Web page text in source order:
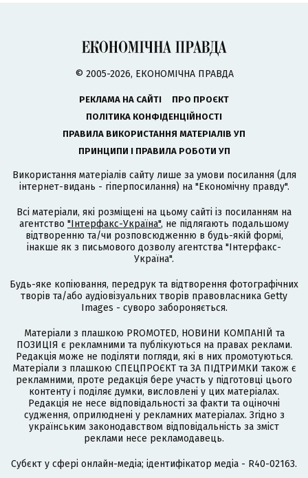
© 2005-2026, ЕКОНОМІЧНА ПРАВДА
РЕКЛАМА НА САЙТІ
ПРО ПРОЄКТ
ПОЛІТИКА КОНФІДЕНЦІЙНОСТІ
ПРАВИЛА ВИКОРИСТАННЯ МАТЕРІАЛІВ УП
ПРИНЦИПИ І ПРАВИЛА РОБОТИ УП
Використання матеріалів сайту лише за умови посилання (для
інтернет-видань - гіперпосилання) на "Економічну правду".
Всі матеріали, які розміщені на цьому сайті із посиланням на
агентство "Інтерфакс-Україна", не підлягають подальшому
відтворенню та/чи розповсюдженню в будь-якій формі,
інакше як з письмового дозволу агентства "Інтерфакс-
Україна".
Будь-яке копіювання, передрук та відтворення фотографічних
творів та/або аудіовізуальних творів правовласника Getty
Images - суворо забороняється.
Матеріали з плашкою PROMOTED, НОВИНИ КОМПАНІЙ та
ПОЗИЦІЯ є рекламними та публікуються на правах реклами.
Редакція може не поділяти погляди, які в них промотуються.
Матеріали з плашкою СПЕЦПРОЄКТ та ЗА ПІДТРИМКИ також є
рекламними, проте редакція бере участь у підготовці цього
контенту і поділяє думки, висловлені у цих матеріалах.
Редакція не несе відповідальності за факти та оціночні
судження, оприлюднені у рекламних матеріалах. Згідно з
українським законодавством відповідальність за зміст
реклами несе рекламодавець.
Cубєкт у сфері онлайн-медіа; ідентифікатор медіа - R40-02163.